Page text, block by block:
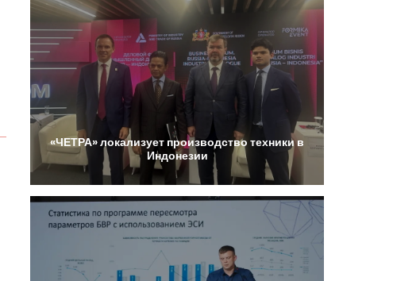
«ЧЕТРА»локализует производство техникив
Индонезии